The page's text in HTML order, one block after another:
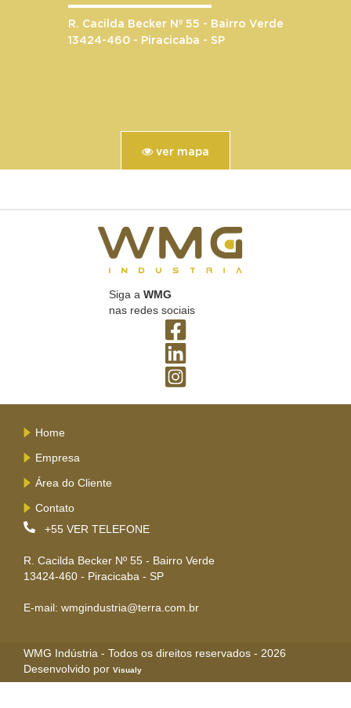
ver mapa
R. Cacilda Becker Nº 55 - Bairro Verde
13424-460 - Piracicaba - SP
Siga a WMG
nas redes sociais
Home
Empresa
Área do Cliente
Contato
+55 VER TELEFONE
R. Cacilda Becker Nº 55 - Bairro Verde
13424-460 - Piracicaba - SP
E-mail: wmgindustria@terra.com.br
WMG Indústria - Todos os direitos reservados - 2026
Desenvolvido por Visualy